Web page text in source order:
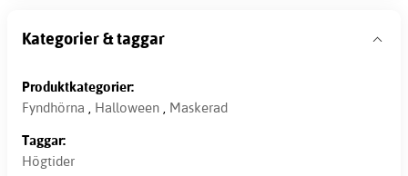
Kategorier & taggar
Produktkategorier:
Fyndhörna , Halloween , Maskerad
Taggar:
Högtider